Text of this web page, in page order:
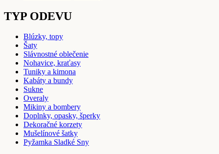
TYP ODEVU
Blúzky, topy
Šaty
Slávnostné oblečenie
Nohavice, kraťasy
Tuniky a kimona
Kabáty a bundy
Sukne
Overaly
Mikiny a bombery
Doplnky, opasky, šperky
Dekoračné korzety
Mušelínové šatky
Pyžamka Sladké Sny